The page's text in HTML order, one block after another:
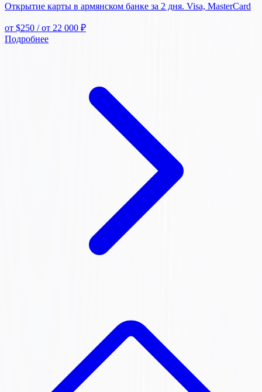
Открытие карты в армянском банке за 2 дня. Visa, MasterCard
от $250 / от 22 000 ₽
Подробнее